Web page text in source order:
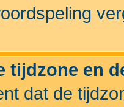
tijdzone en
dat de